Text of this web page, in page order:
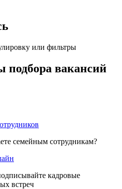
или фильтры
вакансий
семейным сотрудникам?
кадровые
встреч